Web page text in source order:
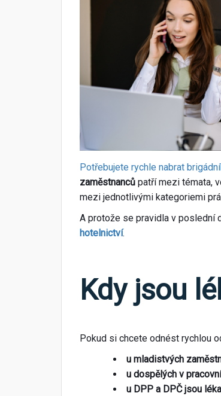
Potřebujete rychle nabrat
zaměstnanců patří mezi témata,
mezi jednotlivými kategoriemi
A protože se pravidla v poslední
hotelnictví.
Kdy jsou
Pokud si chcete odnést rychlou
u mladistvých
u dospělých v
u DPP a DPČ jsou